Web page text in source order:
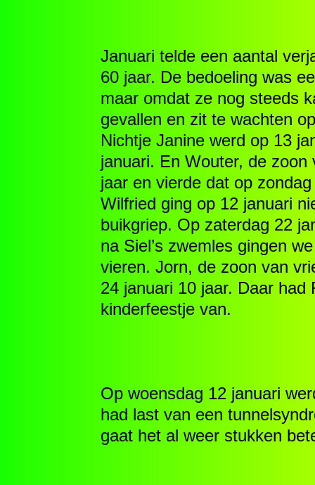
Januari telde een aantal
60 jaar. De bedoeling was
maar omdat ze nog steeds
gevallen en zit te wachten
Nichtje Janine werd op 13
januari. En Wouter, de
jaar en vierde dat op
Wilfried ging op 12 januari
buikgriep. Op zaterdag 22
na Siel’s zwemles gingen
vieren. Jorn, de zoon van
24 januari 10 jaar. Daar had
kinderfeestje van.
Op woensdag 12 januari
had last van een
gaat het al weer stukken